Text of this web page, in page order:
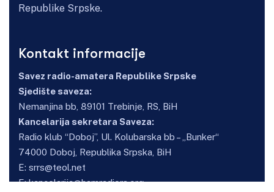
Republike Srpske.
Kontakt informacije
Savez radio-amatera Republike Srpske
Sjedište saveza:
Nemanjina bb, 89101 Trebinje, RS, BiH
Kancelarija sekretara Saveza:
Radio klub “Doboj”, Ul. Kolubarska bb – „Bunker“
74000 Doboj, Republika Srpska, BiH
E: srrs@teol.net
E:kancelarija@hamradiors.org